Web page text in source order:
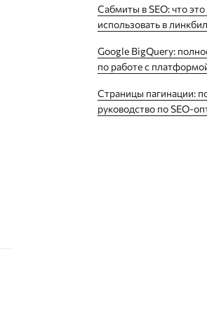
Сабмиты в SEO: что это
использовать в
Google BigQuery:
по работе с
Страницы пагинации:
руководство по SEO-